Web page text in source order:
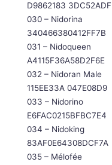
D9862183 3DC52ADF
030 – Nidorina
340466380412FF7B
031 – Nidoqueen
A4115F36A58D2F6E
032 – Nidoran Male
115EE33A 047E08D9
033 – Nidorino
E6FAC0215BFBC7E4
034 – Nidoking
83AF0E64308DCF7A
035 – Mélofée